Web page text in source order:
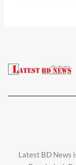
Latest BD News